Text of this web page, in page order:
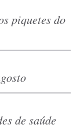
piquetes do
de saúde